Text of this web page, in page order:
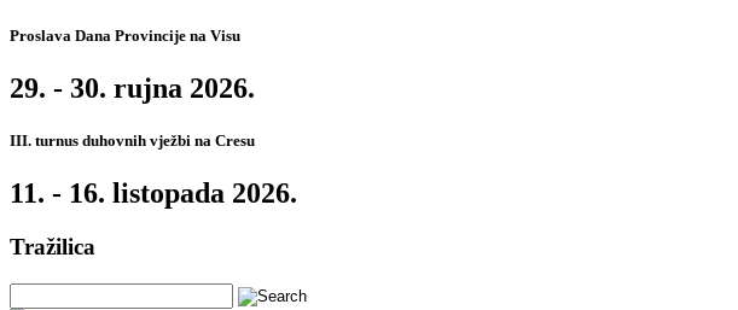
Proslava Dana Provincije na Visu
29. - 30. rujna 2026.
III. turnus duhovnih vježbi na Cresu
11. - 16. listopada 2026.
Tražilica